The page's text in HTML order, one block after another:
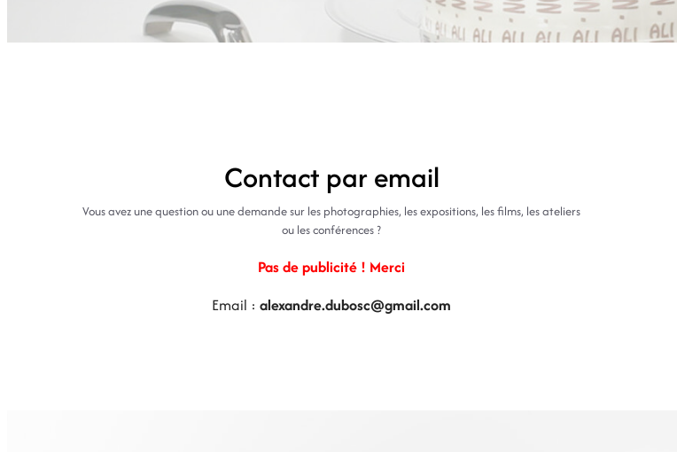
Contact par email
Vous avez une question ou une demande sur les photographies, les expositions, les films, les ateliers
ou les conférences ?
Pas de publicité ! Merci
Email : alexandre.dubosc@gmail.com